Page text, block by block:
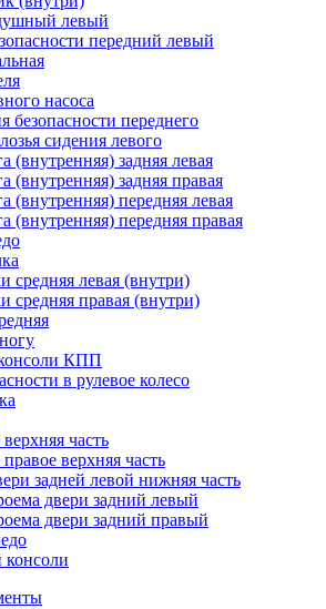
левый
передний левый
насоса
безопасности переднего
сидения левого
(внутренняя) задняя левая
(внутренняя) задняя правая
(внутренняя) передняя левая
(внутренняя) передняя правая
средняя левая (внутри)
средняя правая (внутри)
КПП
в рулевое колесо
часть
верхняя часть
задней левой нижняя часть
двери задний левый
двери задний правый